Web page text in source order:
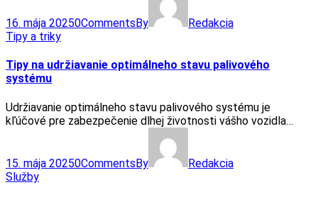
16. mája 20250CommentsBy
Redakcia
Tipy a triky
Tipy na udržiavanie optimálneho stavu palivového
systému
Udržiavanie optimálneho stavu palivového systému je
kľúčové pre zabezpečenie dlhej životnosti vášho vozidla…
15. mája 20250CommentsBy
Redakcia
Služby